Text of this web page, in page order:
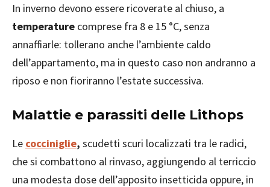
In inverno devono essere ricoverate al chiuso, a
temperature comprese fra 8 e 15 °C, senza
annaffiarle: tollerano anche l’ambiente caldo
dell’appartamento, ma in questo caso non andranno a
riposo e non fioriranno l’estate successiva.
Malattie e parassiti delle Lithops
Le cocciniglie, scudetti scuri localizzati tra le radici,
che si combattono al rinvaso, aggiungendo al terriccio
una modesta dose dell’apposito insetticida oppure, in